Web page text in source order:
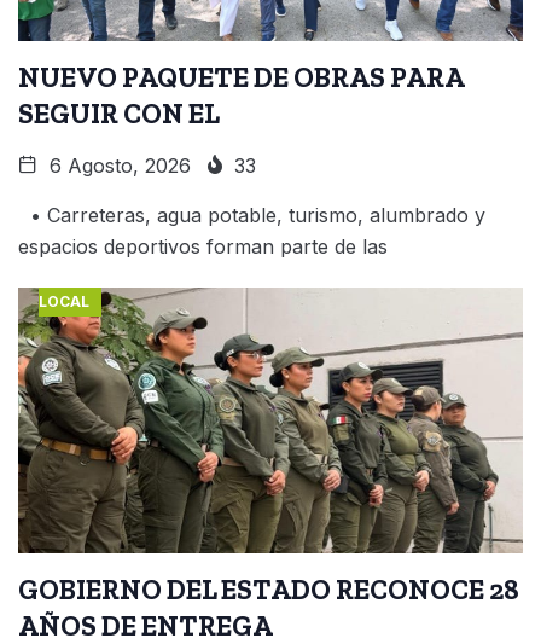
NUEVO PAQUETE DE OBRAS PARA
SEGUIR CON EL
6 Agosto, 2026 33
• Carreteras, agua potable, turismo, alumbrado y
espacios deportivos forman parte de las
LOCAL
GOBIERNO DEL ESTADO RECONOCE 28
AÑOS DE ENTREGA